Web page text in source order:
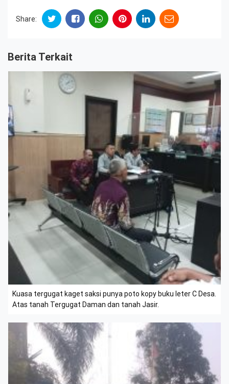
Share:
Berita Terkait
Kuasa tergugat kaget saksi punya poto kopy buku leter C Desa.
Atas tanah Tergugat Daman dan tanah Jasir.